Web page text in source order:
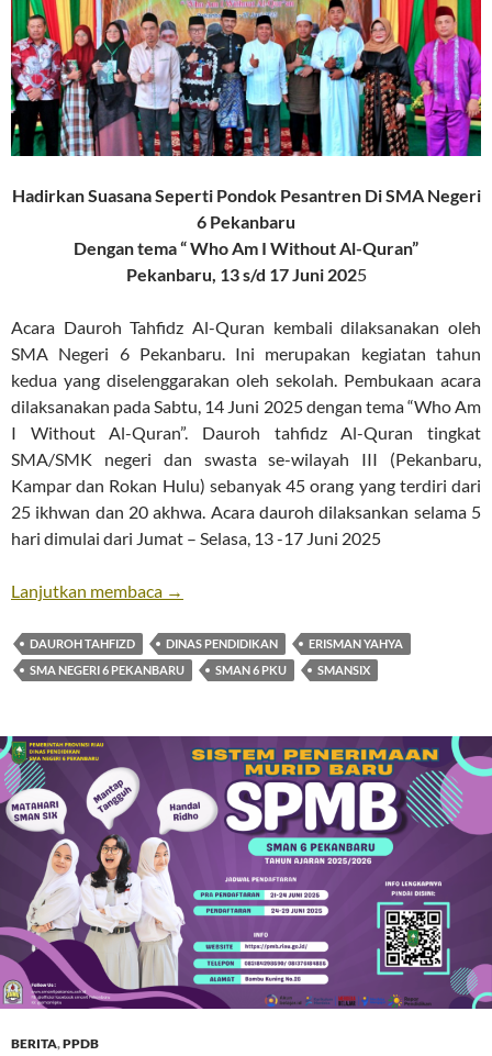
Hadirkan Suasana Seperti Pondok Pesantren Di SMA Negeri
6 Pekanbaru
Dengan tema “ Who Am I Without Al-Quran”
Pekanbaru, 13 s/d 17 Juni 2025
Acara Dauroh Tahfidz Al-Quran kembali dilaksanakan oleh
SMA Negeri 6 Pekanbaru. Ini merupakan kegiatan tahun
kedua yang diselenggarakan oleh sekolah. Pembukaan acara
dilaksanakan pada Sabtu, 14 Juni 2025 dengan tema “Who Am
I Without Al-Quran”. Dauroh tahfidz Al-Quran tingkat
SMA/SMK negeri dan swasta se-wilayah III (Pekanbaru,
Kampar dan Rokan Hulu) sebanyak 45 orang yang terdiri dari
25 ikhwan dan 20 akhwa. Acara dauroh dilaksankan selama 5
hari dimulai dari Jumat – Selasa, 13 -17 Juni 2025
Lanjutkan membaca Dauroh Tahfiz Al-Quran Ke-2
→
DAUROH TAHFIZD DINAS PENDIDIKAN
ERISMAN YAHYA
SMA NEGERI 6 PEKANBARU
SMAN 6 PKU SMANSIX
BERITA,PPDB